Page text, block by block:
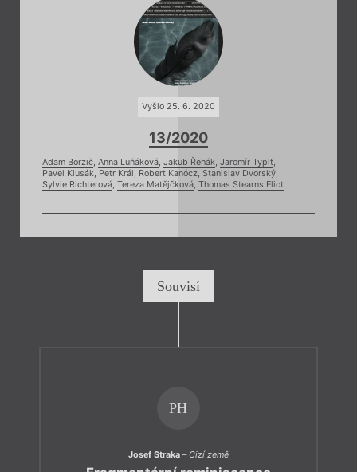
Vyšlo 25. 6. 2020
13/2020
Adam Borzič, Anna Luňáková, Jakub Řehák, Jaromír Typlt,
Pavel Klusák, Petr Král, Robert Kanócz, Stanislav Dvorský,
Sylvie Richterová, Tereza Matějčková, Thomas Stearns Eliot
Souvisí
PH
Josef Straka –Cizí země